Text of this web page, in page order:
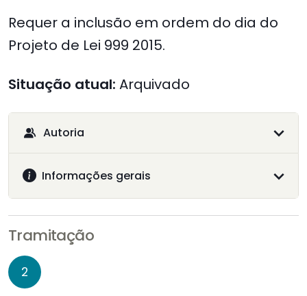
Requer a inclusão em ordem do dia do
Projeto de Lei 999 2015.
Situação atual: Arquivado
Autoria
Informações gerais
Tramitação
2